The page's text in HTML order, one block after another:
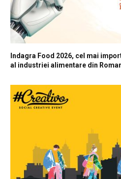
Indagra Food 2026, cel mai
al industriei alimentare din